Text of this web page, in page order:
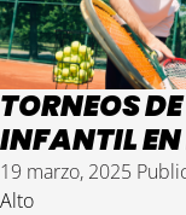
TORNEOS
INFANTIL
19 marzo, 2025
Alto